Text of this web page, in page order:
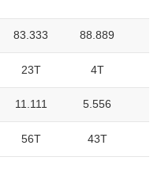
83.333 88.889
23T 4T
11.111 5.556
56T 43T